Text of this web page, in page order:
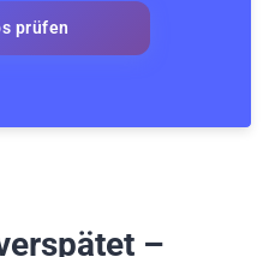
prüfen
–